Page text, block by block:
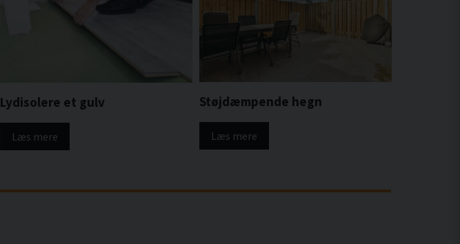
Lydisolere et gulv
Læs mere
Støjdæmpende hegn
Læs mere